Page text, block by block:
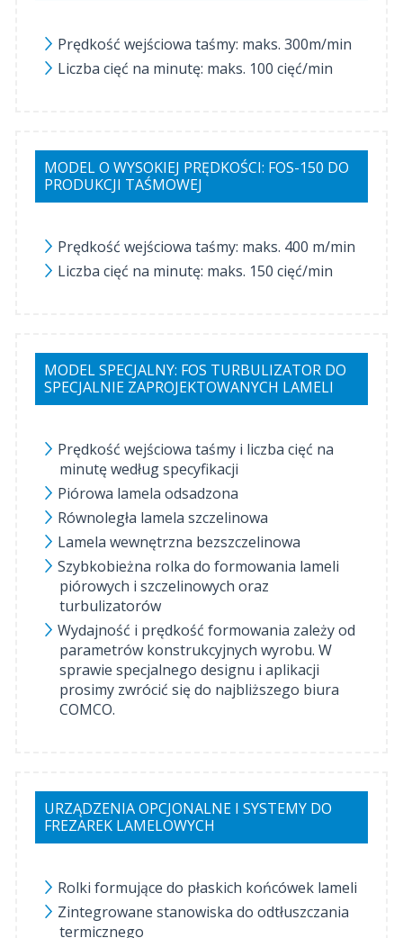
Prędkość wejściowa taśmy: maks. 300m/min
Liczba cięć na minutę: maks. 100 cięć/min
MODEL O WYSOKIEJ PRĘDKOŚCI: FOS-150 DO
PRODUKCJI TAŚMOWEJ
Prędkość wejściowa taśmy: maks. 400 m/min
Liczba cięć na minutę: maks. 150 cięć/min
MODEL SPECJALNY: FOS TURBULIZATOR DO
SPECJALNIE ZAPROJEKTOWANYCH LAMELI
Prędkość wejściowa taśmy i liczba cięć na
minutę według specyfikacji
Piórowa lamela odsadzona
Równoległa lamela szczelinowa
Lamela wewnętrzna bezszczelinowa
Szybkobieżna rolka do formowania lameli
piórowych i szczelinowych oraz
turbulizatorów
Wydajność i prędkość formowania zależy od
parametrów konstrukcyjnych wyrobu. W
sprawie specjalnego designu i aplikacji
prosimy zwrócić się do najbliższego biura
COMCO.
URZĄDZENIA OPCJONALNE I SYSTEMY DO
FREZAREK LAMELOWYCH
Rolki formujące do płaskich końcówek lameli
Zintegrowane stanowiska do odtłuszczania
termicznego